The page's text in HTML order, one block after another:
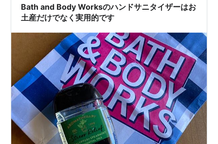
Bath and Body Worksのハンドサニタイザーはお
土産だけでなく実用的です